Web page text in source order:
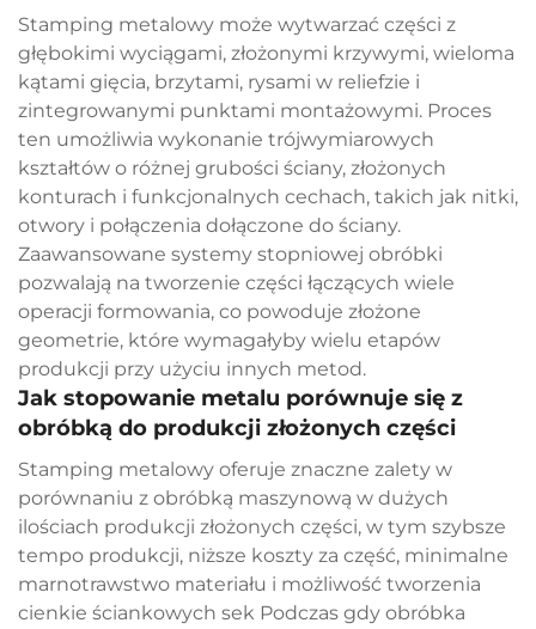
Stamping metalowy może wytwarzać części z
głębokimi wyciągami, złożonymi krzywymi, wieloma
kątami gięcia, brzytami, rysami w reliefzie i
zintegrowanymi punktami montażowymi. Proces
ten umożliwia wykonanie trójwymiarowych
kształtów o różnej grubości ściany, złożonych
konturach i funkcjonalnych cechach, takich jak nitki,
otwory i połączenia dołączone do ściany.
Zaawansowane systemy stopniowej obróbki
pozwalają na tworzenie części łączących wiele
operacji formowania, co powoduje złożone
geometrie, które wymagałyby wielu etapów
produkcji przy użyciu innych metod.
Jak stopowanie metalu porównuje się z
obróbką do produkcji złożonych części
Stamping metalowy oferuje znaczne zalety w
porównaniu z obróbką maszynową w dużych
ilościach produkcji złożonych części, w tym szybsze
tempo produkcji, niższe koszty za część, minimalne
marnotrawstwo materiału i możliwość tworzenia
cienkie ściankowych sek Podczas gdy obróbka